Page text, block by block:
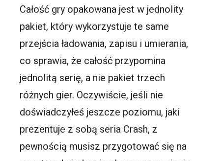
Całość gry opakowana jest w jednolity
pakiet, który wykorzystuje te same
przejścia ładowania, zapisu i umierania,
co sprawia, że całość przypomina
jednolitą serię, a nie pakiet trzech
różnych gier. Oczywiście, jeśli nie
doświadczyłeś jeszcze poziomu, jaki
prezentuje z sobą seria Crash, z
pewnością musisz przygotować się na